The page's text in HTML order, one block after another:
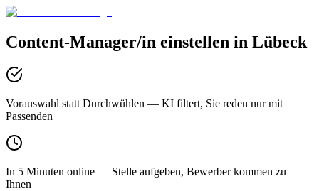
Content-Manager/in einstellen in Lübeck
Vorauswahl statt Durchwühlen — KI filtert, Sie reden nur mit
Passenden
In 5 Minuten online — Stelle aufgeben, Bewerber kommen zu
Ihnen